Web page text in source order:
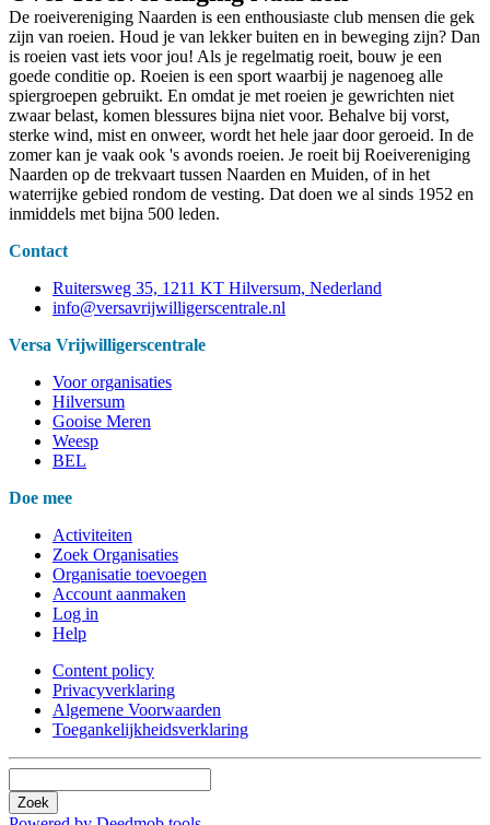
De roeivereniging Naarden is een enthousiaste club mensen die gek
zijn van roeien. Houd je van lekker buiten en in beweging zijn? Dan
is roeien vast iets voor jou! Als je regelmatig roeit, bouw je een
goede conditie op. Roeien is een sport waarbij je nagenoeg alle
spiergroepen gebruikt. En omdat je met roeien je gewrichten niet
zwaar belast, komen blessures bijna niet voor. Behalve bij vorst,
sterke wind, mist en onweer, wordt het hele jaar door geroeid. In de
zomer kan je vaak ook 's avonds roeien. Je roeit bij Roeivereniging
Naarden op de trekvaart tussen Naarden en Muiden, of in het
waterrijke gebied rondom de vesting. Dat doen we al sinds 1952 en
inmiddels met bijna 500 leden.
Contact
Ruitersweg 35, 1211 KT Hilversum, Nederland
info@versavrijwilligerscentrale.nl
Versa Vrijwilligerscentrale
Voor organisaties
Hilversum
Gooise Meren
Weesp
BEL
Doe mee
Activiteiten
Zoek Organisaties
Organisatie toevoegen
Account aanmaken
Log in
Help
Content policy
Privacyverklaring
Algemene Voorwaarden
Toegankelijkheidsverklaring
Zoek